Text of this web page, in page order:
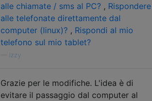
alle chiamate / sms al PC? , Rispondere
alle telefonate direttamente dal
computer (linux)? , Rispondi al mio
telefono sul mio tablet?
Izzy
Grazie per le modifiche. L'idea è di
evitare il passaggio dal computer al